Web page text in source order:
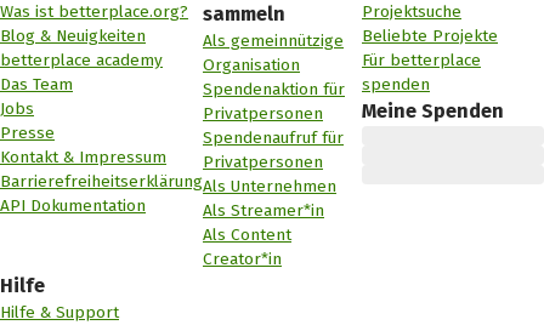
Was ist betterplace.org?
Blog & Neuigkeiten
betterplace academy
Das Team
Jobs
Presse
Kontakt & Impressum
Barrierefreiheitserklärung
API Dokumentation
sammeln
Als gemeinnützige
Organisation
Spendenaktion für
Privatpersonen
Spendenaufruf für
Privatpersonen
Als Unternehmen
Als Streamer*in
Als Content
Creator*in
Projektsuche
Beliebte Projekte
Für betterplace
spenden
Meine Spenden
Hilfe
Hilfe & Support